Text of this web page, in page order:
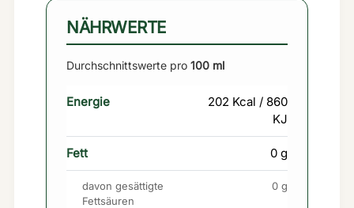
NÄHRWERTE
Durchschnittswerte pro 100 ml
Energie
202 Kcal / 860
KJ
Fett 0 g
davon gesättigte
Fettsäuren
0 g